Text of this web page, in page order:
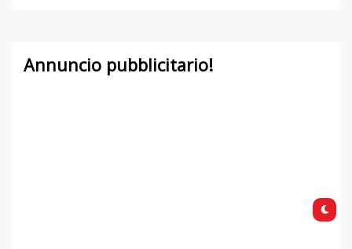
Annuncio pubblicitario!